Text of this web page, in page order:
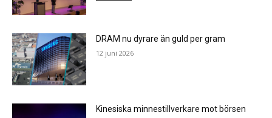
DRAM nu dyrare än guld per gram
12 juni 2026
Kinesiska minnestillverkare mot börsen